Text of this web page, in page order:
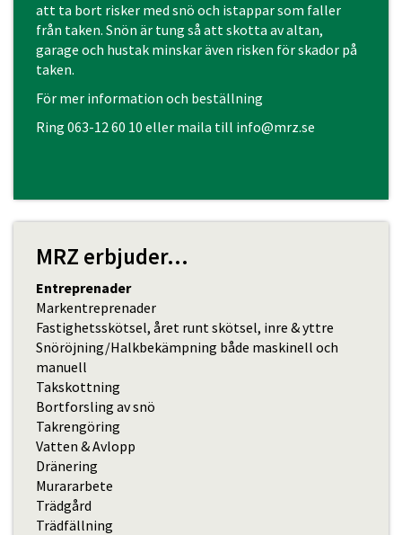
att ta bort risker med snö och istappar som faller
från taken. Snön är tung så att skotta av altan,
garage och hustak minskar även risken för skador på
taken.
För mer information och beställning
Ring 063-12 60 10 eller maila till info@mrz.se
MRZ erbjuder...
Entreprenader
Markentreprenader
Fastighetsskötsel, året runt skötsel, inre & yttre
Snöröjning/Halkbekämpning både maskinell och
manuell
Takskottning
Bortforsling av snö
Takrengöring
Vatten & Avlopp
Dränering
Murararbete
Trädgård
Trädfällning